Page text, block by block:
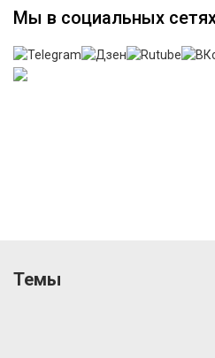
Мы в социальных
Темы